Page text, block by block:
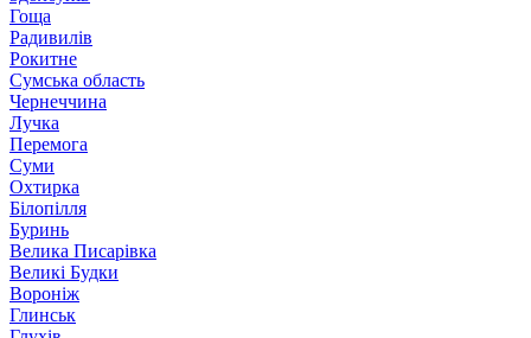
Гоща
Радивилів
Рокитне
Сумська область
Чернеччина
Лучка
Перемога
Суми
Охтирка
Білопілля
Буринь
Велика Писарівка
Великі Будки
Вороніж
Глинськ